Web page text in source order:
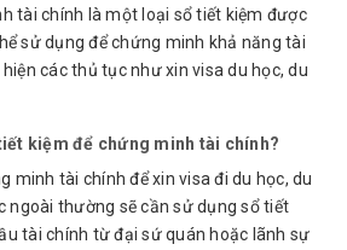
tài chính là một loại sổ tiết kiệm được
sử dụng để chứng minh khả năng tài
các thủ tục như xin visa du học, du
kiệm để chứng minh tài chính?
minh tài chính để xin visa đi du học, du
ngoài thường sẽ cần sử dụng sổ tiết
tài chính từ đại sứ quán hoặc lãnh sự